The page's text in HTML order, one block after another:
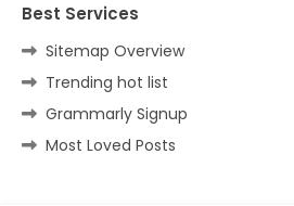
Best Services
Sitemap Overview
Trending hot list
Grammarly Signup
Most Loved Posts